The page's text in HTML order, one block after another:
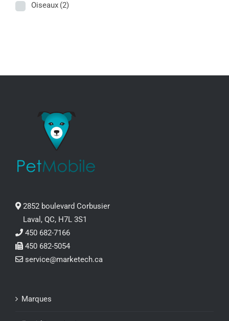
Oiseaux (2)
2852 boulevard Corbusier
Laval, QC, H7L 3S1
450 682-7166
450 682-5054
service@marketech.ca
Marques